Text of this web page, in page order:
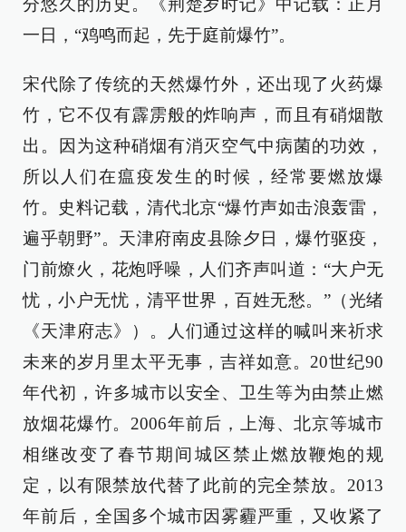
分悠久的历史。《荆楚岁时记》中记载：正月
一日，“鸡鸣而起，先于庭前爆竹”。
宋代除了传统的天然爆竹外，还出现了火药爆
竹，它不仅有霹雳般的炸响声，而且有硝烟散
出。因为这种硝烟有消灭空气中病菌的功效，
所以人们在瘟疫发生的时候，经常要燃放爆
竹。史料记载，清代北京“爆竹声如击浪轰雷，
遍乎朝野”。天津府南皮县除夕日，爆竹驱疫，
门前燎火，花炮呼噪，人们齐声叫道：“大户无
忧，小户无忧，清平世界，百姓无愁。”（光绪
《天津府志》）。人们通过这样的喊叫来祈求
未来的岁月里太平无事，吉祥如意。20世纪90
年代初，许多城市以安全、卫生等为由禁止燃
放烟花爆竹。2006年前后，上海、北京等城市
相继改变了春节期间城区禁止燃放鞭炮的规
定，以有限禁放代替了此前的完全禁放。2013
年前后，全国多个城市因雾霾严重，又收紧了